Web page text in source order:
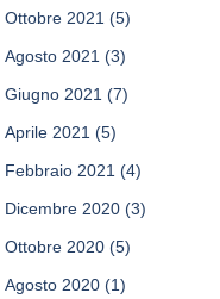
Ottobre 2021 (5)
Agosto 2021 (3)
Giugno 2021 (7)
Aprile 2021 (5)
Febbraio 2021 (4)
Dicembre 2020 (3)
Ottobre 2020 (5)
Agosto 2020 (1)